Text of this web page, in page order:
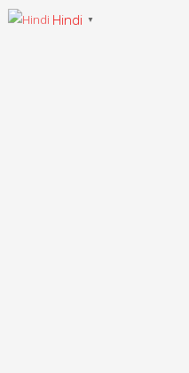
Hindi ▼